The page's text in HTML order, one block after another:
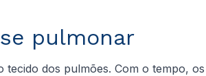
pulmonar
dos pulmões. Com o tempo,